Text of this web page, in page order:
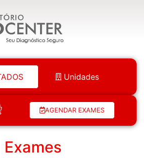
Unidades
AGENDAR EXAMES
Exames